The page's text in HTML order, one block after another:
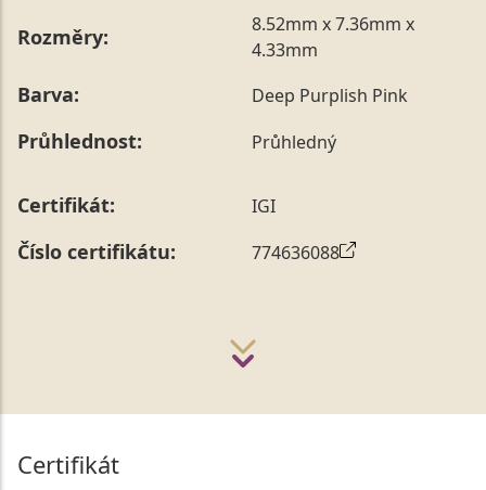
Rozměry:
8.52mm x 7.36mm x
4.33mm
Barva: Deep Purplish Pink
Průhlednost: Průhledný
Certifikát: IGI
Číslo certifikátu: 774636088
Certifikát